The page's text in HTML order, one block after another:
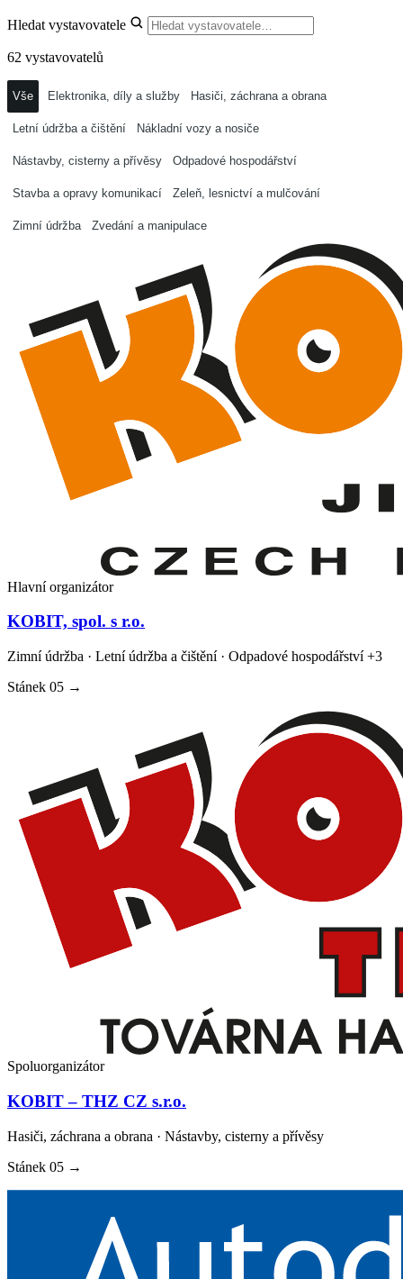
Hledat vystavovatele
62 vystavovatelů
Vše Elektronika, díly a služby Hasiči, záchrana a obrana
Letní údržba a čištění Nákladní vozy a nosiče
Nástavby, cisterny a přívěsy Odpadové hospodářství
Stavba a opravy komunikací Zeleň, lesnictví a mulčování
Zimní údržba Zvedání a manipulace
Hlavní organizátor
KOBIT, spol. s r.o.
Zimní údržba · Letní údržba a čištění · Odpadové hospodářství+3
Stánek 05 →
Spoluorganizátor
KOBIT – THZ CZ s.r.o.
Hasiči, záchrana a obrana · Nástavby, cisterny a přívěsy
Stánek 05 →